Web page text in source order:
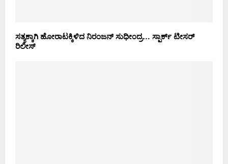
ಸತ್ಯಕ್ಕಾಗಿ ಹೋರಾಟಕ್ಕಿಳಿದ ನಿರಂಜನ್ ಸುಧೀಂದ್ರ… ಸ್ಪಾರ್ಕ್ ಟೀಸರ್
ರಿಲೀಸ್